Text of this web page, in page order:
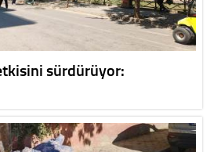
sürdürüyor: